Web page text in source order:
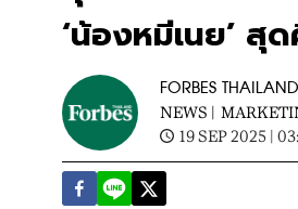
‘น้องหมีเนย’ สุ
FORBES
NEWS |
19 SEP 2025 |